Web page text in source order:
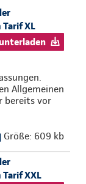
XL
Allgemeinen
bereits vor
Größe: 609 kb
XXL